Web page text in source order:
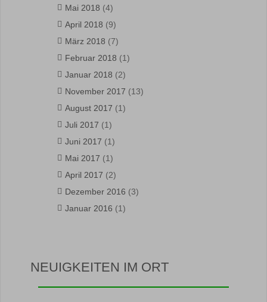
Mai 2018 (4)
April 2018 (9)
März 2018 (7)
Februar 2018 (1)
Januar 2018 (2)
November 2017 (13)
August 2017 (1)
Juli 2017 (1)
Juni 2017 (1)
Mai 2017 (1)
April 2017 (2)
Dezember 2016 (3)
Januar 2016 (1)
NEUIGKEITEN IM ORT